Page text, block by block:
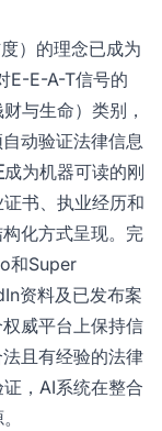
）的理念已成为
E-E-A-T信号的
财与生命）类别，
动验证法律信息
成为机器可读的刚
书、执业经历和
化方式呈现。完
和Super
资料及已发布案
威平台上保持信
且有经验的法律
，AI系统在整合